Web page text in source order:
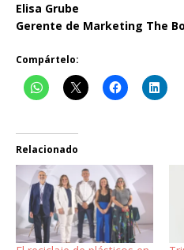
Elisa Grube
Gerente de Marketing The
Compártelo:
Relacionado